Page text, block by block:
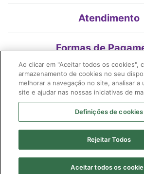
Atendimento
Formas de
Nossos Selos
Imifarma Produtos Farmacêuticos e
04.899.316/0478-58| I.E. 119.116.200.116|
| AFE:
Ao clicar em "Aceitar todos os cookies",
armazenamento de cookies no seu
melhorar a navegação no site, analisar a
site e ajudar nas nossas iniciativas de
Definições de cookies
Rejeitar Todos
Aceitar todos os